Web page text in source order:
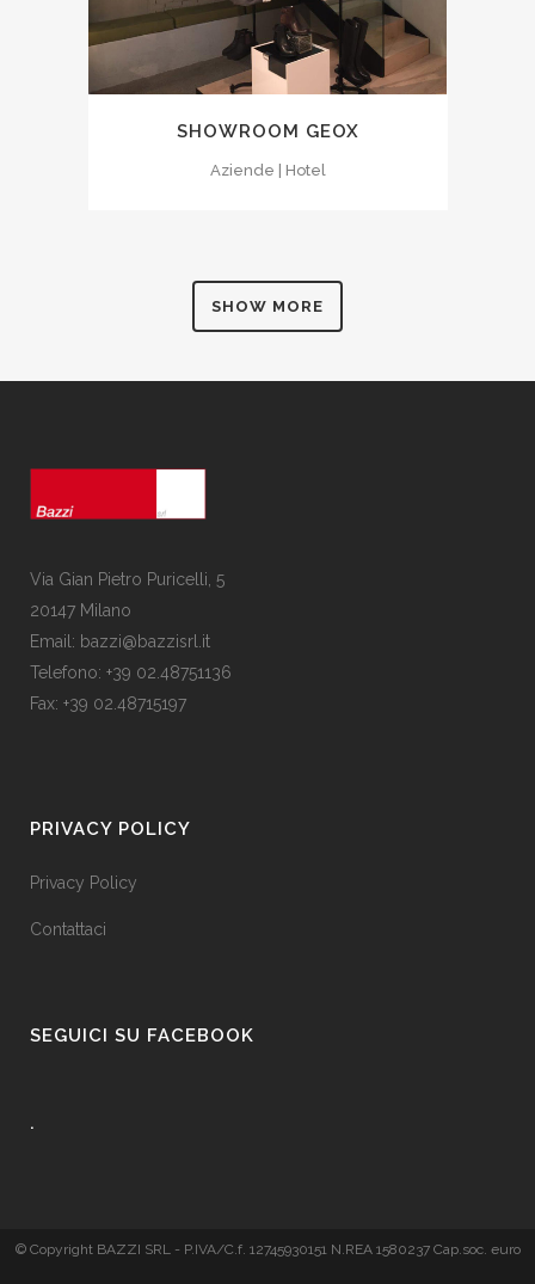
SHOWROOM GEOX
Aziende | Hotel
SHOW MORE
Via Gian Pietro Puricelli, 5
20147 Milano
Email: bazzi@bazzisrl.it
Telefono: +39 02.48751136
Fax: +39 02.48715197
PRIVACY POLICY
Privacy Policy
Contattaci
SEGUICI SU FACEBOOK
.
© Copyright BAZZI SRL - P.IVA/C.f. 12745930151 N.REA 1580237 Cap.soc. euro